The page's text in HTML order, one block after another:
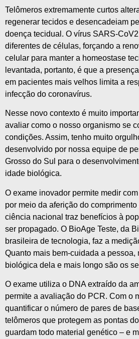
Telômeros extremamente curtos
regenerar tecidos e desencadeiam
doença tecidual. O vírus SARS-
diferentes de células, forçando a
celular para manter a homeostase
levantada, portanto, é que a
em pacientes mais velhos limita a
infecção do coronavírus.
Nesse novo contexto é muito
avaliar como o nosso organismo se
condições. Assim, tenho muito
desenvolvido por nossa equipe de
Grosso do Sul para o
idade biológica.
O exame inovador permite medir
por meio da aferição do
ciência nacional traz benefícios à
ser propagado. O BioAge Teste, da
brasileira de tecnologia, faz a
Quanto mais bem-cuidada a pessoa,
biológica dela e mais longo são os
O exame utiliza o DNA extraído da
permite a avaliação do PCR. Com o
quantificar o número de pares de
telômeros que protegem as pontas
guardam todo material genético – e